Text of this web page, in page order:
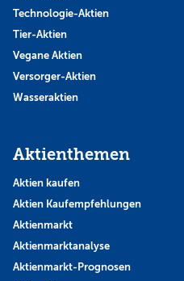
Technologie-Aktien
Tier-Aktien
Vegane Aktien
Versorger-Aktien
Wasseraktien
Aktienthemen
Aktien kaufen
Aktien Kaufempfehlungen
Aktienmarkt
Aktienmarktanalyse
Aktienmarkt-Prognosen